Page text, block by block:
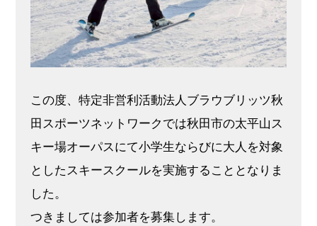
この度、特定非営利活動法人ブラウブリッツ秋
田スポーツネットワークでは秋田市の太平山ス
キー場オーパスにて小学生ならびに大人を対象
としたスキースクールを実施することとなりま
した。
つきましては参加者を募集します。